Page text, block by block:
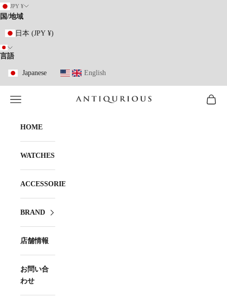
コンテンツへスキップ
JPY ¥
国/地域
日本 (JPY ¥)
言語
Japanese English
ANTIQURIOUS
メニューを開く カー
HOME
WATCHES
ACCESSORIES
BRAND
店舗情報
お問い合
わせ